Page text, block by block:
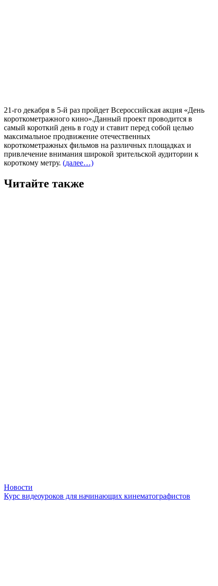
21-го декабря в 5-й раз пройдет Всероссийская акция «День
короткометражного кино».Данный проект проводится в
самый короткий день в году и ставит перед собой целью
максимальное продвижение отечественных
короткометражных фильмов на различных площадках и
привлечение внимания широкой зрительской аудитории к
короткому метру. (далее…)
Читайте также
Новости
Курс видеоуроков для начинающих кинематографистов